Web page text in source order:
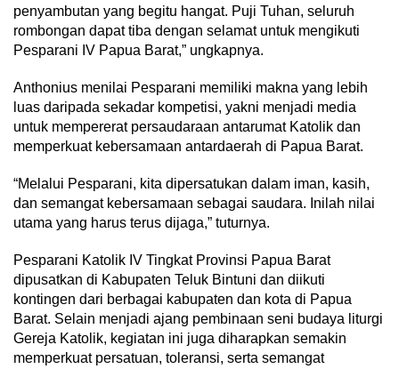
penyambutan yang begitu hangat. Puji Tuhan, seluruh
rombongan dapat tiba dengan selamat untuk mengikuti
Pesparani IV Papua Barat,” ungkapnya.
Anthonius menilai Pesparani memiliki makna yang lebih
luas daripada sekadar kompetisi, yakni menjadi media
untuk mempererat persaudaraan antarumat Katolik dan
memperkuat kebersamaan antardaerah di Papua Barat.
“Melalui Pesparani, kita dipersatukan dalam iman, kasih,
dan semangat kebersamaan sebagai saudara. Inilah nilai
utama yang harus terus dijaga,” tuturnya.
Pesparani Katolik IV Tingkat Provinsi Papua Barat
dipusatkan di Kabupaten Teluk Bintuni dan diikuti
kontingen dari berbagai kabupaten dan kota di Papua
Barat. Selain menjadi ajang pembinaan seni budaya liturgi
Gereja Katolik, kegiatan ini juga diharapkan semakin
memperkuat persatuan, toleransi, serta semangat